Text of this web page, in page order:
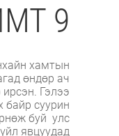
9
хамтын
өндөр ач
Гэлээ
байр суурин
буй улс
явцуудад